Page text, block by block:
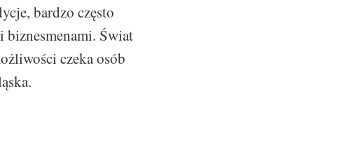
bardzo często
Świat
czeka osób